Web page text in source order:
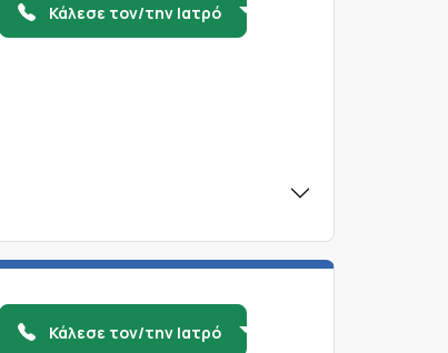
Κάλεσε τον/την Ιατρό
Κάλεσε τον/την Ιατρό